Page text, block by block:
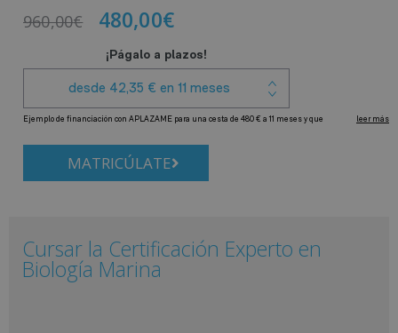
960,00€ 480,00€
MATRICÚLATE
Cursar la Certificación Experto en
Biología Marina